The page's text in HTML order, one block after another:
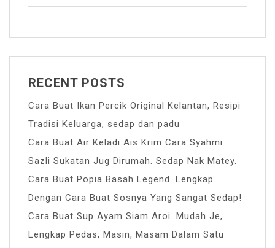
RECENT POSTS
Cara Buat Ikan Percik Original Kelantan, Resipi
Tradisi Keluarga, sedap dan padu
Cara Buat Air Keladi Ais Krim Cara Syahmi
Sazli Sukatan Jug Dirumah. Sedap Nak Matey.
Cara Buat Popia Basah Legend. Lengkap
Dengan Cara Buat Sosnya Yang Sangat Sedap!
Cara Buat Sup Ayam Siam Aroi. Mudah Je,
Lengkap Pedas, Masin, Masam Dalam Satu